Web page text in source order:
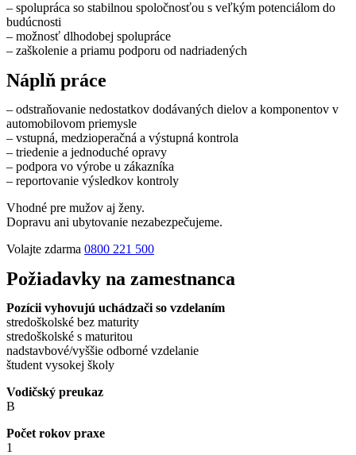
– spolupráca so stabilnou spoločnosťou s veľkým potenciálom do
budúcnosti
– možnosť dlhodobej spolupráce
– zaškolenie a priamu podporu od nadriadených
Náplň práce
– odstraňovanie nedostatkov dodávaných dielov a komponentov v
automobilovom priemysle
– vstupná, medzioperačná a výstupná kontrola
– triedenie a jednoduché opravy
– podpora vo výrobe u zákazníka
– reportovanie výsledkov kontroly
Vhodné pre mužov aj ženy.
Dopravu ani ubytovanie nezabezpečujeme.
Volajte zdarma 0800 221 500
Požiadavky na zamestnanca
Pozícii vyhovujú uchádzači so vzdelaním
stredoškolské bez maturity
stredoškolské s maturitou
nadstavbové/vyššie odborné vzdelanie
študent vysokej školy
Vodičský preukaz
B
Počet rokov praxe
1